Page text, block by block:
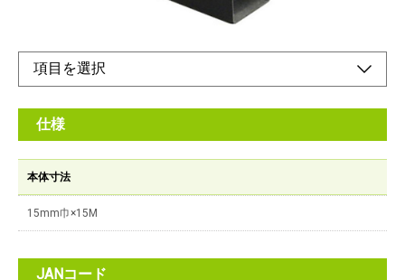
オンラインショップ
仕様
本体寸法
15mm巾×15M
JANコード